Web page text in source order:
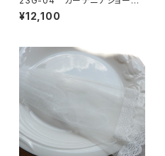
グローブ
¥12,100